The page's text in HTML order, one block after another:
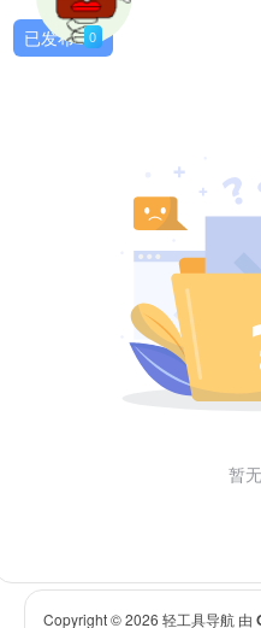
已发布 0
暂
Copyright © 2026 轻工具导航 由